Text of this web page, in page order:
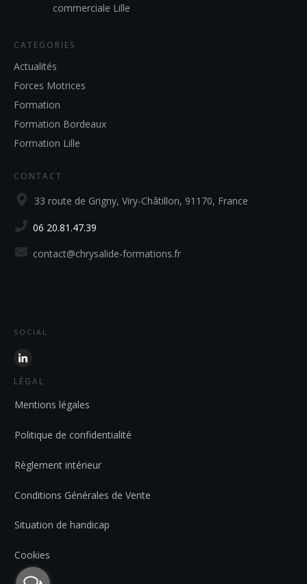
commerciale Lille
CATEGORIES
Actualités
Forces Motrices
Formation
Formation Bordeaux
Formation Lille
CONTACT
33 route de Grigny, Viry-Châtillon, 91170, France
06 20.81.47.39
contact@chrysalide-formations.fr
SOCIAL
LÉGAL
Mentions légales
Politique de confidentialité
Règlement intérieur
Conditions Générales de Vente
Situation de handicap
Cookies